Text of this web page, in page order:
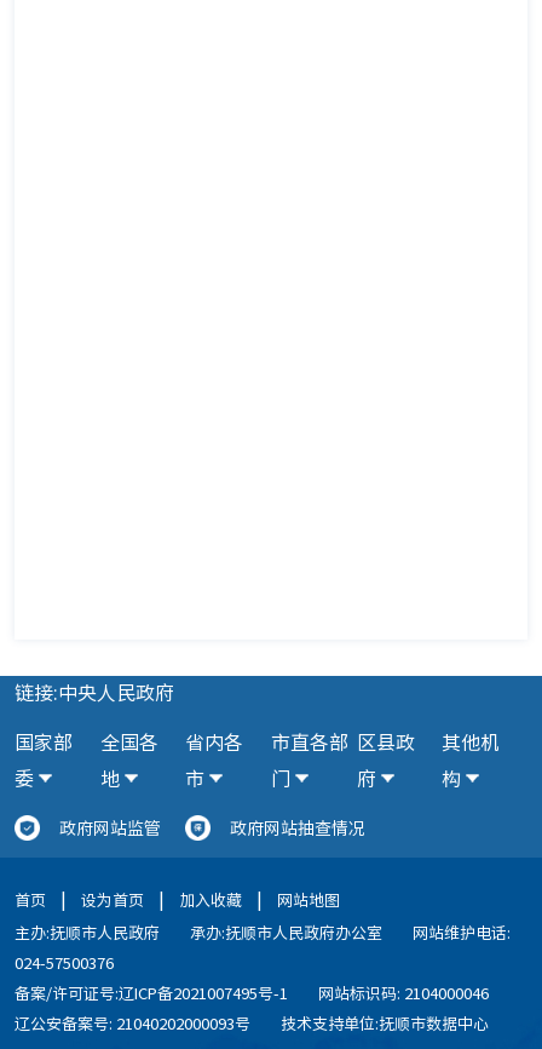
链接:中央人民政府
国家部
委
全国各
地
省内各
市
市直各部
门
区县政
府
其他机
构
政府网站监管 政府网站抽查情况
首页 | 设为首页 | 加入收藏 |
网站地图
主办:抚顺市人民政府
承办:抚顺市人民政府办公室
网站维护电话:
024-57500376
备案/许可证号:辽ICP备2021007495号-1
网站标识码: 2104000046
辽公安备案号: 21040202000093号
技术支持单位:抚顺市数据中心